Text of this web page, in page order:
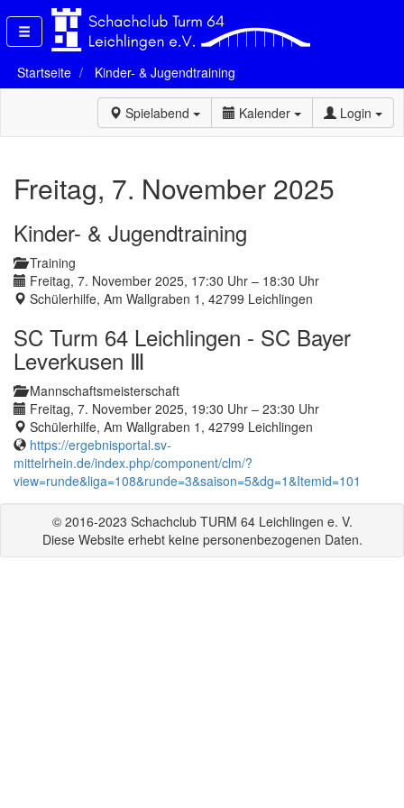
Startseite Kinder- & Jugendtraining
Spielabend Kalender Login
Freitag, 7. November 2025
Kinder- & Jugendtraining
Training
Freitag, 7. November 2025, 17:30 Uhr – 18:30 Uhr
Schülerhilfe, Am Wallgraben 1, 42799 Leichlingen
SC Turm 64 Leichlingen - SC Bayer
Leverkusen Ⅲ
Mannschaftsmeisterschaft
Freitag, 7. November 2025, 19:30 Uhr – 23:30 Uhr
Schülerhilfe, Am Wallgraben 1, 42799 Leichlingen
https://ergebnisportal.sv-
mittelrhein.de/index.php/component/clm/?
view=runde&liga=108&runde=3&saison=5&dg=1&Itemid=101
© 2016-2023 Schachclub TURM 64 Leichlingen e. V.
Diese Website erhebt keine personenbezogenen Daten.